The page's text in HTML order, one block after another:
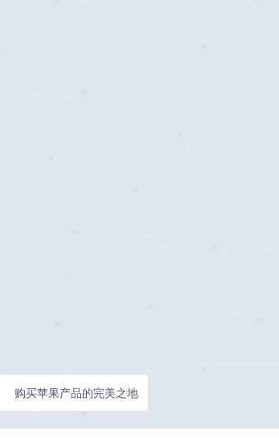
购买苹果产品的完美之地